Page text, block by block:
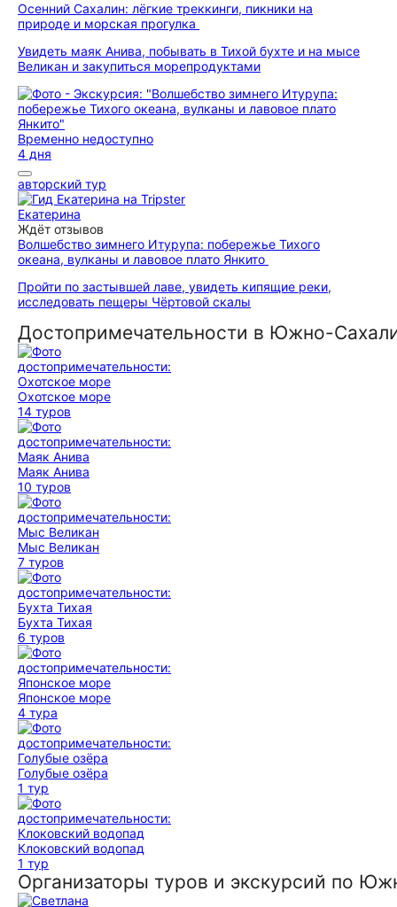
Осенний Сахалин: лёгкие треккинги, пикники на
природе и морская прогулка
Увидеть маяк Анива, побывать в Тихой бухте и на мысе
Великан и закупиться морепродуктами
Временно недоступно
4 дня
авторский тур
Екатерина
Ждёт отзывов
Волшебство зимнего Итурупа: побережье Тихого
океана, вулканы и лавовое плато Янкито
Пройти по застывшей лаве, увидеть кипящие реки,
исследовать пещеры Чёртовой скалы
Достопримечательности в Южно-
Охотское море
14 туров
Маяк Анива
10 туров
Мыс Великан
7 туров
Бухта Тихая
6 туров
Японское море
4 тура
Голубые озёра
1 тур
Клоковский водопад
1 тур
Организаторы туров и экскурсий по